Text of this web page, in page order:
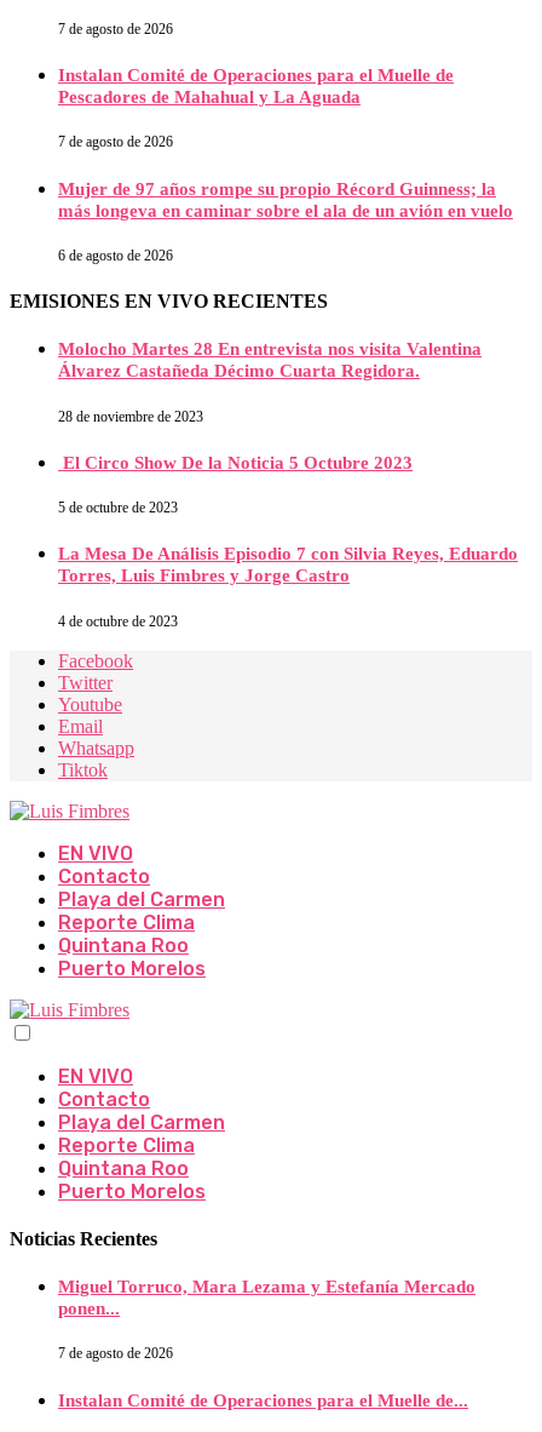
7 de agosto de 2026
Instalan Comité de Operaciones para el Muelle de
Pescadores de Mahahual y La Aguada
7 de agosto de 2026
Mujer de 97 años rompe su propio Récord Guinness; la
más longeva en caminar sobre el ala de un avión en vuelo
6 de agosto de 2026
EMISIONES EN VIVO RECIENTES
Molocho Martes 28 En entrevista nos visita Valentina
Álvarez Castañeda Décimo Cuarta Regidora.
28 de noviembre de 2023
El Circo Show De la Noticia 5 Octubre 2023
5 de octubre de 2023
La Mesa De Análisis Episodio 7 con Silvia Reyes, Eduardo
Torres, Luis Fimbres y Jorge Castro
4 de octubre de 2023
Facebook
Twitter
Youtube
Email
Whatsapp
Tiktok
EN VIVO
Contacto
Playa del Carmen
Reporte Clima
Quintana Roo
Puerto Morelos
EN VIVO
Contacto
Playa del Carmen
Reporte Clima
Quintana Roo
Puerto Morelos
Noticias Recientes
Miguel Torruco, Mara Lezama y Estefanía Mercado
ponen...
7 de agosto de 2026
Instalan Comité de Operaciones para el Muelle de...